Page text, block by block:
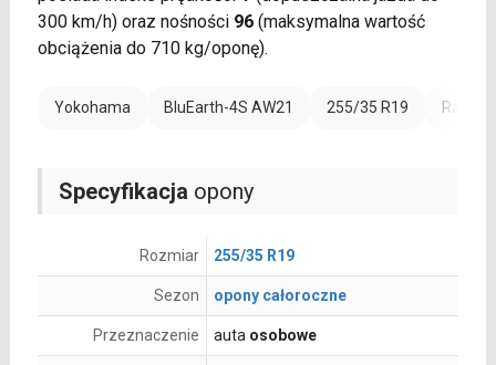
300 km/h) oraz nośności 96(maksymalna wartość
obciążenia do 710 kg/oponę).
Yokohama BluEarth-4S AW21 255/35 R19 Rant
Specyfikacja opony
Rozmiar 255/35 R19
Sezon opony całoroczne
Przeznaczenie auta osobowe